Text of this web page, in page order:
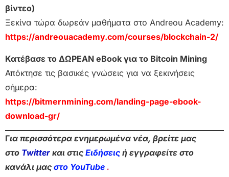
βίντεο)
Ξεκίνα τώρα δωρεάν μαθήματα στο Andreou Academy:
https://andreouacademy.com/courses/blockchain-2/
Κατέβασε το ΔΩΡΕΑΝ eBook για το Bitcoin Mining
Απόκτησε τις βασικές γνώσεις για να ξεκινήσεις
σήμερα:
https://bitmernmining.com/landing-page-ebook-
download-gr/
Για περισσότερα ενημερωμένα νέα, βρείτε μας
στο Twitter και στις Ειδήσεις ή εγγραφείτε στο
κανάλι μας στο YouTube .